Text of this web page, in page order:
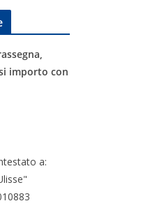
importo con
a: